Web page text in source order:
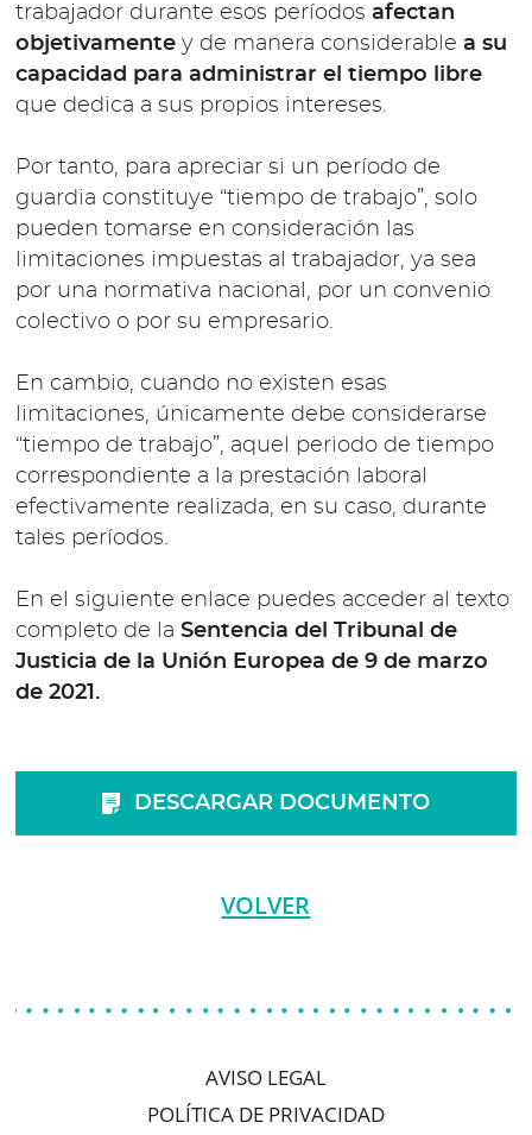
trabajador durante esos períodosafectan
objetivamentey de manera considerablea su
capacidad para administrar el tiempo libre
que dedica a sus propios intereses.
Por tanto, para apreciar si un período de
guardia constituye “tiempo de trabajo”, solo
pueden tomarse en consideración las
limitaciones impuestas al trabajador, ya sea
por una normativa nacional, por un convenio
colectivo o por su empresario.
En cambio, cuando no existen esas
limitaciones, únicamente debe considerarse
“tiempo de trabajo”, aquel periodo de tiempo
correspondiente a la prestación laboral
efectivamente realizada, en su caso, durante
tales períodos.
En el siguiente enlace puedes acceder al texto
completo de laSentencia del Tribunal de
Justicia de la Unión Europea de 9 de marzo
de 2021.
DESCARGAR DOCUMENTO
VOLVER
AVISO LEGAL
POLÍTICA DE PRIVACIDAD